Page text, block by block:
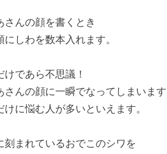
さんの顔を書くとき
にしわを数本入れます。
けであら不思議！
さんの顔に一瞬でなってしまいま
けに悩む人が多いといえます。
刻まれているおでこのシワを